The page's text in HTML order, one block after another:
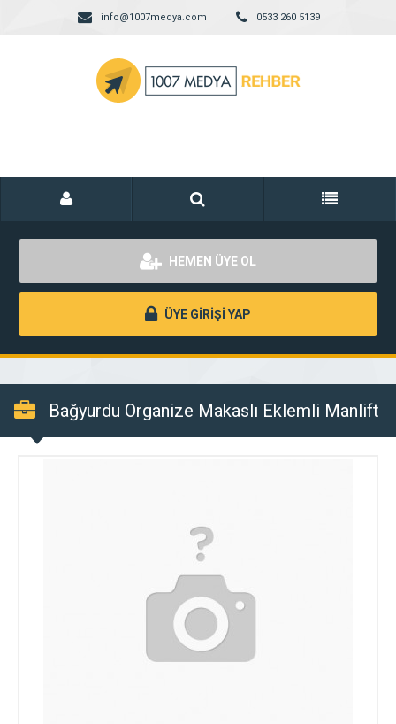
info@1007medya.com 0533 260 5139
HEMEN ÜYE OL
ÜYE GİRİŞİ YAP
Bağyurdu Organize Makaslı Eklemli Manlift